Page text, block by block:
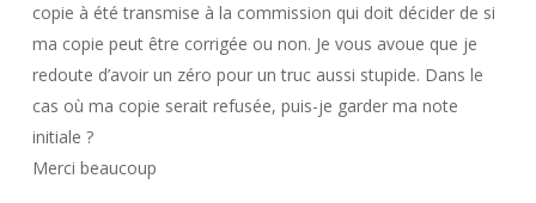
copie à été transmise à la commission qui doit décider de si
ma copie peut être corrigée ou non. Je vous avoue que je
redoute d’avoir un zéro pour un truc aussi stupide. Dans le
cas où ma copie serait refusée, puis-je garder ma note
initiale ?
Merci beaucoup